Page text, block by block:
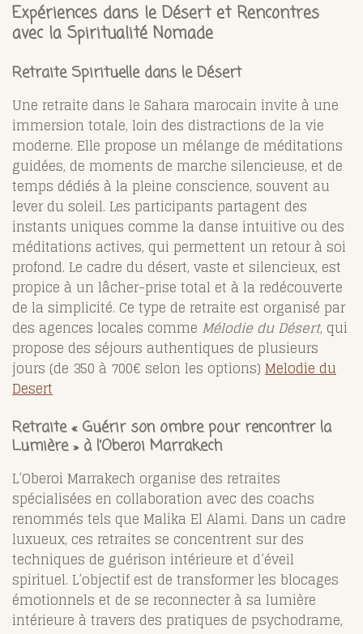
Expériences dans le Désert et Rencontres
avec la Spiritualité Nomade
Retraite Spirituelle dans le Désert
Une retraite dans le Sahara marocain invite à une
immersion totale, loin des distractions de la vie
moderne. Elle propose un mélange de méditations
guidées, de moments de marche silencieuse, et de
temps dédiés à la pleine conscience, souvent au
lever du soleil. Les participants partagent des
instants uniques comme la danse intuitive ou des
méditations actives, qui permettent un retour à soi
profond. Le cadre du désert, vaste et silencieux, est
propice à un lâcher-prise total et à la redécouverte
de la simplicité. Ce type de retraite est organisé par
des agences locales comme Mélodie du Désert, qui
propose des séjours authentiques de plusieurs
jours (de 350 à 700€ selon les options)​ Melodie du
Desert
Retraite « Guérir son ombre pour rencontrer la
Lumière » à l’Oberoi Marrakech
L’Oberoi Marrakech organise des retraites
spécialisées en collaboration avec des coachs
renommés tels que Malika El Alami. Dans un cadre
luxueux, ces retraites se concentrent sur des
techniques de guérison intérieure et d’éveil
spirituel. L’objectif est de transformer les blocages
émotionnels et de se reconnecter à sa lumière
intérieure à travers des pratiques de psychodrame,